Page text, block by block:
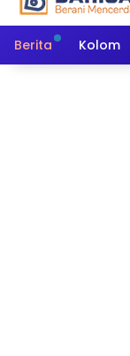
Berita Kolom